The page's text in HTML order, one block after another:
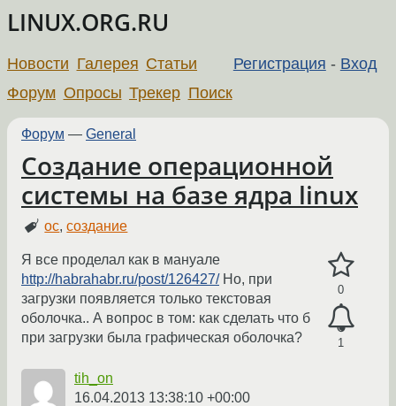
LINUX.ORG.RU
Регистрация - Вход
Новости Галерея Статьи
Форум Опросы Трекер Поиск
Форум — General
Создание операционной
системы на базе ядра linux
ос,создание
0
1
Я все проделал как в мануале
http://habrahabr.ru/post/126427/Но, при
загрузки появляется только текстовая
оболочка.. А вопрос в том: как сделать что б
при загрузки была графическая оболочка?
tih_on
16.04.2013 13:38:10 +00:00